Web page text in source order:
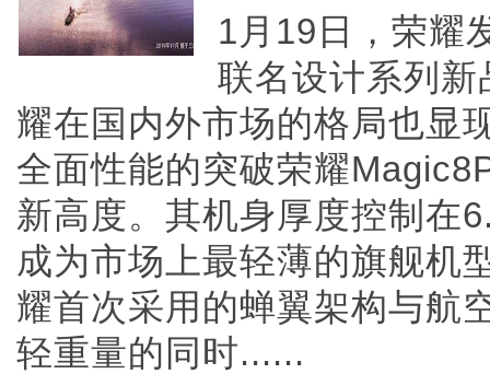
1月19日，荣耀
联名设计系列
耀在国内外市场的格局也显
全面性能的突破荣耀
新高度。其机身厚度控制在
成为市场上最轻薄的旗舰机
耀首次采用的蝉翼架构与航
轻重量的同时......